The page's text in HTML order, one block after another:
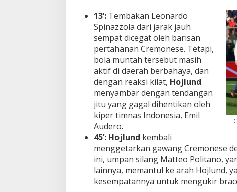
g
a
B
e
s
a
r
!
13’: Tembakan Leonardo
Spinazzola dari jarak jauh
sempat dicegat oleh barisan
pertahanan Cremonese. Tetapi,
bola muntah tersebut masih
aktif di daerah berbahaya, dan
dengan reaksi kilat, Hojlund
menyambar dengan tendangan
jitu yang gagal dihentikan oleh
kiper timnas Indonesia, Emil
Audero.
45’: Hojlund kembali
menggetarkan gawang Cremonese
ini, umpan silang Matteo Politano,
lainnya, memantul ke arah Hojlund,
kesempatannya untuk mengukir